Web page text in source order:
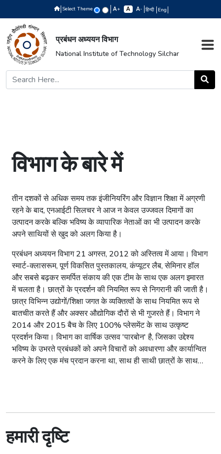
Select Theme + - हिन्दी Eng
प्रबंधन अध्ययन विभाग
National Institute of Technology Silchar
विभाग के बारे में
तीन दशकों से अधिक समय तक इंजीनियरिंग और विज्ञान शिक्षा में अग्रणी
रहने के बाद, एनआईटी सिलचर ने आज न केवल उज्जवल दिमागों का
उत्पादन करके बल्कि भविष्य के व्यापारिक नेताओं का भी उत्पादन करके
अपने साथियों से खुद को अलग किया है।
प्रबंधन अध्ययन विभाग 21 अगस्त, 2012 को अस्तित्व में आया। विभाग
स्मार्ट-क्लासरूम, पूर्ण विकसित पुस्तकालय, कंप्यूटर लैब, सेमिनार हॉल
और सबसे बढ़कर समर्पित संकाय की एक टीम के साथ एक अलग इमारत
में चलता है। छात्रों के प्रदर्शन की नियमित रूप से निगरानी की जाती है।
छात्र विभिन्न उद्योगों/शिक्षा जगत के व्यक्तित्वों के साथ नियमित रूप से
बातचीत करते हैं और अक्सर औद्योगिक दौरों से भी गुजरते हैं। विभाग ने
2014 और 2015 बैच के लिए 100% प्लेसमेंट के साथ उत्कृष्ट
प्रदर्शन किया। विभाग का वार्षिक उत्सव 'पारबोन' है, जिसका उद्देश्य
भविष्य के उभरते प्रबंधकों को अपने विचारों को अवधारणा और कार्यान्वित
करने के लिए एक मंच प्रदान करना था, साथ ही साथी छात्रों के साथ
क्षेत्रों में उत्कृष्टता प्राप्त कर सकें।
हमारी दृष्टि